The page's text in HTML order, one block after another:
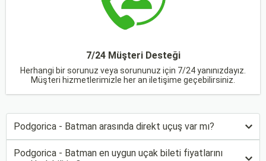
7/24 Müşteri Desteği
Herhangi bir sorunuz veya sorununuz için 7/24 yanınızdayız.
Müşteri hizmetlerimizle her an iletişime geçebilirsiniz.
Podgorica - Batman arasında direkt uçuş var mı?
Podgorica - Batman en uygun uçak bileti fiyatlarını